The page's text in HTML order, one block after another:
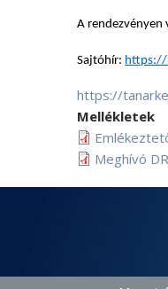
A rendezvényen
Sajtóhír: https://
https://
Mellékletek
Meghívó